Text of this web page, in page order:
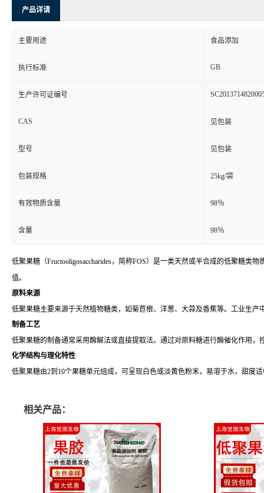
产品详请
主要用途 食品添加
执行标准 GB
生产许可证编号
CAS 见包装
型号 见包装
包装规格 25kg/袋
有效物质含量 98％
含量 98％
低聚果糖（Fructooligosaccharides，简称FOS）是一类天然或半合成的低聚糖
值。
原料来源
低聚果糖主要来源于天然植物糖类，如菊苣根、洋葱、大蒜及香蕉等。工业生
制备工艺
低聚果糖的制备通常采用酶解法或直接提取法。通过对原料糖进行酶催化作用
化学结构与理化特性
低聚果糖由2到10个果糖单元组成，可呈现白色或淡黄色粉末，易溶于水，甜度
相关产品：